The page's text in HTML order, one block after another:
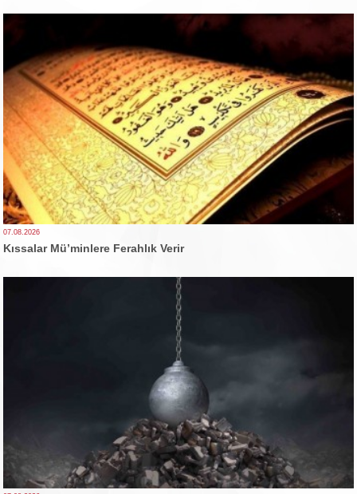
07.08.2026
Kıssalar Mü’minlere Ferahlık Verir